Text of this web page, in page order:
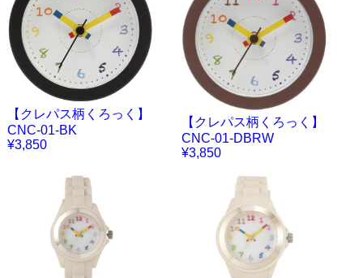
【クレパス柄くろっく】
CNC-01-BK
¥3,850
【クレパス柄くろっく】
CNC-01-DBRW
¥3,850